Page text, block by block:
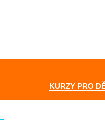
KURZY PRO